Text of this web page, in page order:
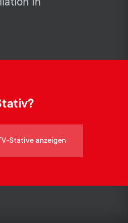
in
Stative anzeigen